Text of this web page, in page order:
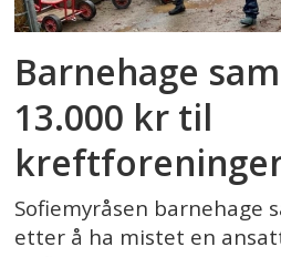
Barnehage
13.000 kr til
Sofiemyråsen barnehage
etter å ha mistet en